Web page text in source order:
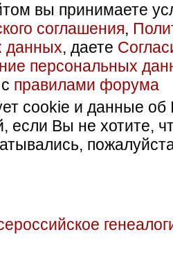
вы принимаете
соглашения,
данных, даете
персональных
правилами форума
cookie и данные об
если Вы не хотите,